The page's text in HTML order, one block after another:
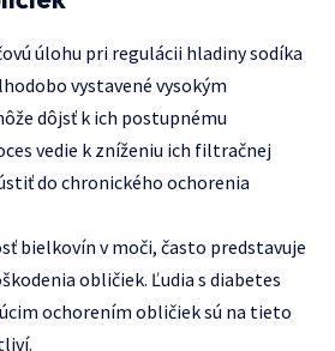
úlohu pri regulácii hladiny sodíka
vystavené vysokým
dôjsť k ich postupnému
vedie k zníženiu ich filtračnej
do chronického ochorenia
bielkovín v moči, často predstavuje
obličiek. Ľudia s diabetes
ochorením obličiek sú na tieto